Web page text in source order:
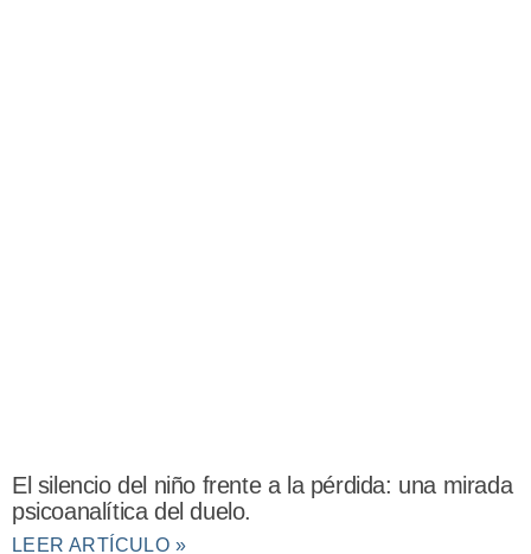
El silencio del niño frente a la pérdida: una mirada
psicoanalítica del duelo.
LEER ARTÍCULO »